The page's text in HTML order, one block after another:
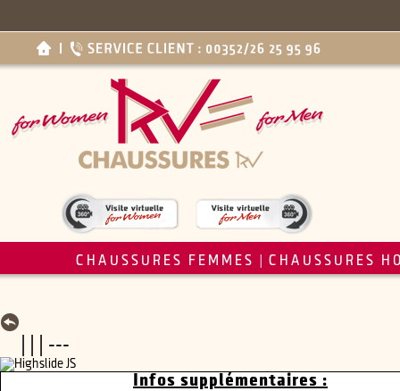
CHAUSSURES FEMMES CHAUSSURES
| | | ---
Infos supplémentaires :